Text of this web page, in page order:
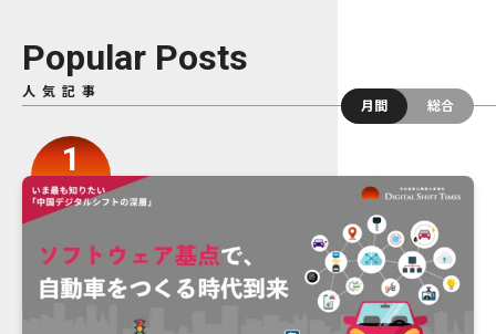
Popular Posts
人気記事
月間
総合